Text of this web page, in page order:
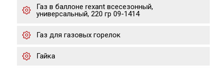
Газ в баллоне rexant всесезонный,
универсальный, 220 гр 09-1414
Газ для газовых горелок
Гайка